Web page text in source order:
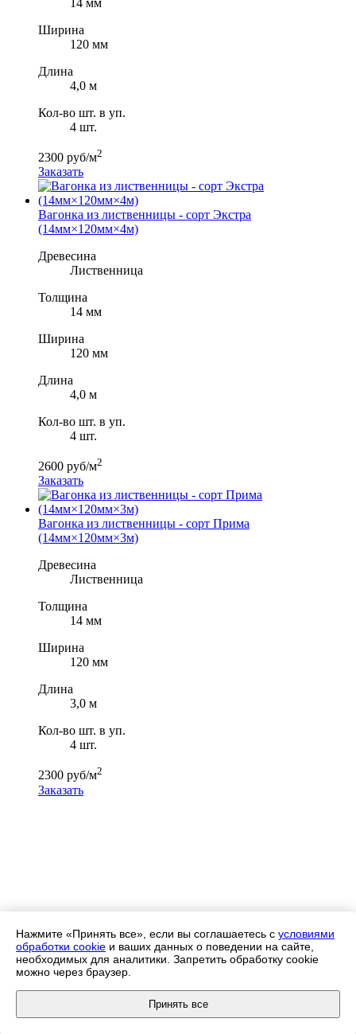
Ширина
120 мм
Длина
4,0 м
Кол-во шт. в уп.
4 шт.
2300 руб/м2
Заказать
Вагонка из лиственницы - сорт Экстра
(14мм×120мм×4м)
Древесина
Лиственница
Толщина
14 мм
Ширина
120 мм
Длина
4,0 м
Кол-во шт. в уп.
4 шт.
2600 руб/м2
Заказать
Вагонка из лиственницы - сорт Прима
(14мм×120мм×3м)
Древесина
Лиственница
Толщина
14 мм
Ширина
120 мм
Длина
3,0 м
Кол-во шт. в уп.
4 шт.
2300 руб/м2
Заказать
Отправить заявку
Для уточнения цены оставьте, пожалуйста, заявку или
позвоните по телефону+7 (495) 532-97-71, и мы свяжемся с
вами!
Нажмите «Принять все», если вы соглашаетесь с условиями
обработки cookie и ваших данных о поведении на сайте,
необходимых для аналитики. Запретить обработку cookie
можно через браузер.
Принять все